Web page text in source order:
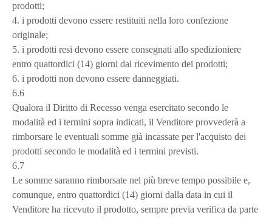
prodotti;
4. i prodotti devono essere restituiti nella loro confezione
originale;
5. i prodotti resi devono essere consegnati allo spedizioniere
entro quattordici (14) giorni dal ricevimento dei prodotti;
6. i prodotti non devono essere danneggiati.
6.6
Qualora il Diritto di Recesso venga esercitato secondo le
modalità ed i termini sopra indicati, il Venditore provvederà a
rimborsare le eventuali somme già incassate per l'acquisto dei
prodotti secondo le modalità ed i termini previsti.
6.7
Le somme saranno rimborsate nel più breve tempo possibile e,
comunque, entro quattordici (14) giorni dalla data in cui il
Venditore ha ricevuto il prodotto, sempre previa verifica da parte